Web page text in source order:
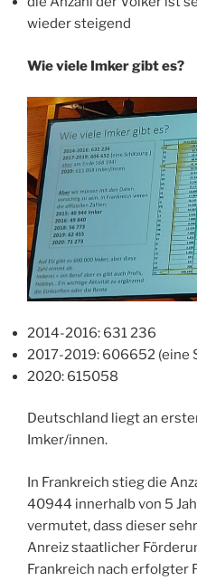
wieder steigend
Wie viele Imker gibt es?
2014-2016: 631 236
2017-2019: 606652 (eine
2020: 615058
Deutschland liegt an
Imker/innen.
In Frankreich stieg die
40944 innerhalb von 5
vermutet, dass dieser
Anreiz staatlicher
Frankreich nach erfolgter